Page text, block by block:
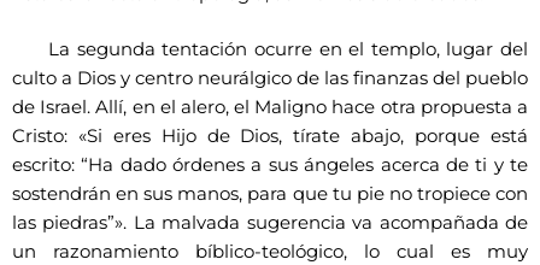
La segunda tentación ocurre en el templo, lugar del
culto a Dios y centro neurálgico de las finanzas del pueblo
de Israel. Allí, en el alero, el Maligno hace otra propuesta a
Cristo: «Si eres Hijo de Dios, tírate abajo, porque está
escrito: “Ha dado órdenes a sus ángeles acerca de ti y te
sostendrán en sus manos, para que tu pie no tropiece con
las piedras”». La malvada sugerencia va acompañada de
un razonamiento bíblico-teológico, lo cual es muy